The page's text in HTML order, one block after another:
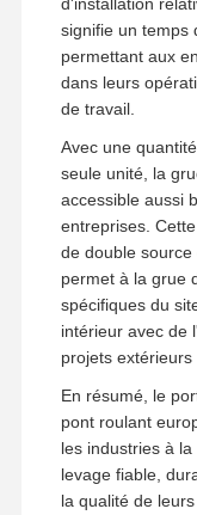
signifie un temps
permettant aux
dans leurs
de travail.
Avec une
seule unité, la
accessible aussi
entreprises.
de double source
permet à la grue
spécifiques du
intérieur avec de
projets extérieurs
En résumé, le
pont roulant
les industries à
levage fiable,
la qualité de